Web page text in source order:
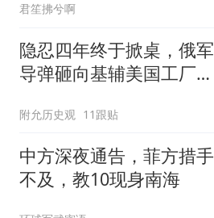
君笙拂兮啊
隐忍四年终于掀桌，俄军
导弹砸向基辅美国工厂，
附允历史观 11跟贴
中方深夜通告，菲方措手
不及，教10现身南海